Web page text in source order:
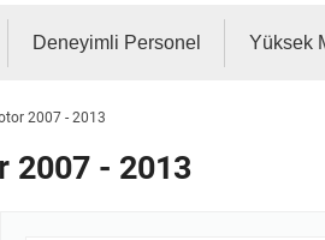
Deneyimli Personel Yüksek
2007 - 2013
2007 - 2013